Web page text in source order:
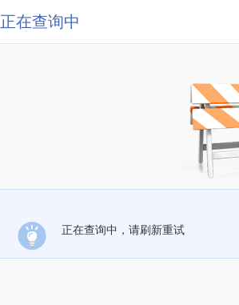
正在查询中
正在查询中，请刷新重试